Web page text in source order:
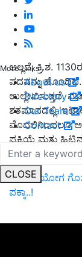
More Links
About us
Directory
Our Team
Contact
CLOSE
ಅಲ್ಲದೆ, ಕ್ರಿ.ಶ.
ಪದವನ್ನು
ಉಲ್ಲೇಖಿಸುತ್ತದೆ.
ಶತಮಾನದಲ್ಲಿ
ಮೊದಲಿನಿಂದಲೂ
ಪ್ರಕ್ರಿಯೆ ಮತ್ತು
ಹೊದಿಕೆಯನ್ನು
ಈ ಉಪಯೋಗ
ಪಕ್ಕಾ..!